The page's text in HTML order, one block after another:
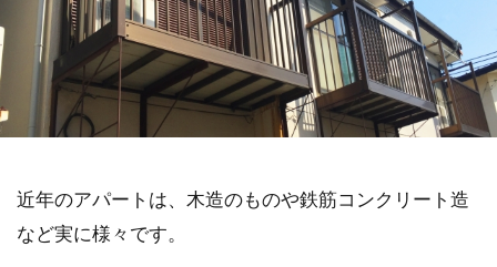
近年のアパートは、木造のものや鉄筋コンクリート造
など実に様々です。